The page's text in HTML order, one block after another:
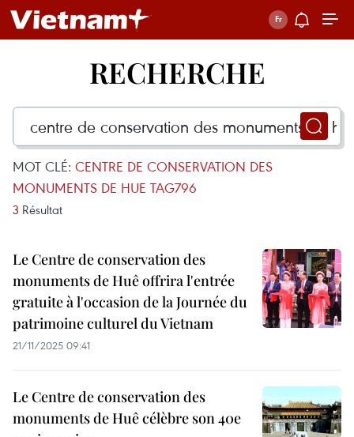
RECHERCHE
MOT CLÉ: CENTRE DE CONSERVATION DES
MONUMENTS DE HUE TAG796
3 Résultat
Le Centre de conservation des
monuments de Huê offrira l'entrée
gratuite à l'occasion de la Journée du
patrimoine culturel du Vietnam
21/11/2025 09:41
Le Centre de conservation des
monuments de Huê célèbre son 40e